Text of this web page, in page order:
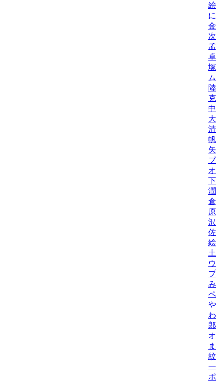
絵
に
金
次/
孟
卓
塚
ム/
陸
克
中
大
清
帆/
矢
プ
オ
下
潤/
倉
原
沢
佐
絵/
土
ウ
プ
み/
ペ/
や
わ
郎/
オ
ま
紋/
一
ポ